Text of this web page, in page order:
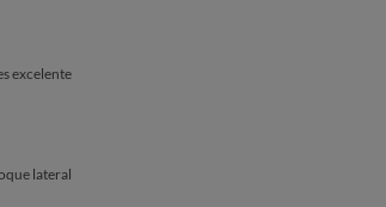
excelente
lateral